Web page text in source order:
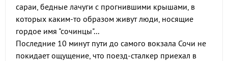
сараи, бедные лачуги с прогнившими крышами, в
которых каким-то образом живут люди, носящие
гордое имя "сочинцы"...
Последние 10 минут пути до самого вокзала Сочи не
покидает ощущение, что поезд-сталкер приехал в